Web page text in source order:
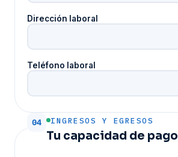
Dirección laboral
Teléfono laboral
04 INGRESOS Y EGRESOS
Tu capacidad de pago